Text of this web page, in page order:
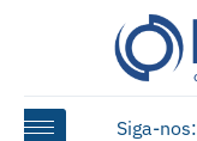
Siga-nos: